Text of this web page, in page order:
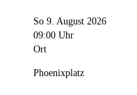
So 9. August 2026
09:00 Uhr
Ort
Phoenixplatz